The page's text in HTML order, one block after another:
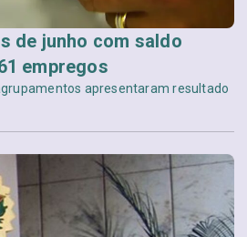
de junho com saldo
empregos
apresentaram resultado